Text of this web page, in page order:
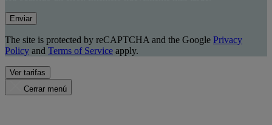
Enviar
The site is protected by reCAPTCHA and the Google Privacy
Policy and Terms of Service apply.
Ver tarifas
Cerrar menú